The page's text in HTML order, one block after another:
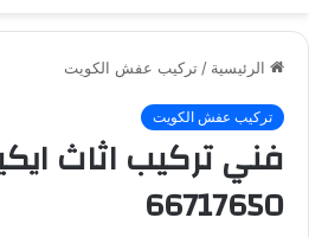
الرئيسية / تركيب عفش الكويت
تركيب عفش الكويت
فني تركيب اثاث
66717650